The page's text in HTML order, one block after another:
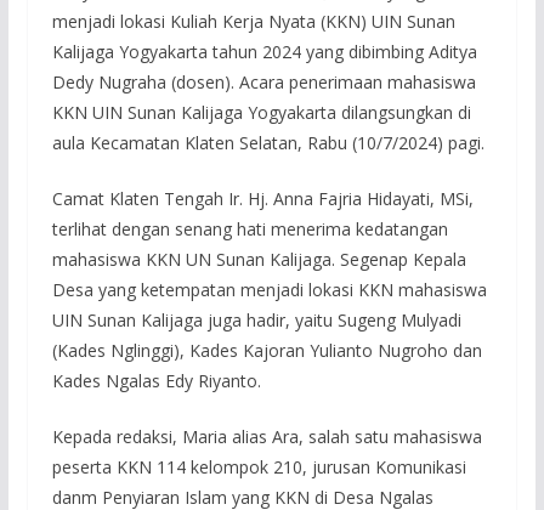
menjadi lokasi Kuliah Kerja Nyata (KKN) UIN Sunan
Kalijaga Yogyakarta tahun 2024 yang dibimbing Aditya
Dedy Nugraha (dosen). Acara penerimaan mahasiswa
KKN UIN Sunan Kalijaga Yogyakarta dilangsungkan di
aula Kecamatan Klaten Selatan, Rabu (10/7/2024) pagi.
Camat Klaten Tengah Ir. Hj. Anna Fajria Hidayati, MSi,
terlihat dengan senang hati menerima kedatangan
mahasiswa KKN UN Sunan Kalijaga. Segenap Kepala
Desa yang ketempatan menjadi lokasi KKN mahasiswa
UIN Sunan Kalijaga juga hadir, yaitu Sugeng Mulyadi
(Kades Nglinggi), Kades Kajoran Yulianto Nugroho dan
Kades Ngalas Edy Riyanto.
Kepada redaksi, Maria alias Ara, salah satu mahasiswa
peserta KKN 114 kelompok 210, jurusan Komunikasi
danm Penyiaran Islam yang KKN di Desa Ngalas